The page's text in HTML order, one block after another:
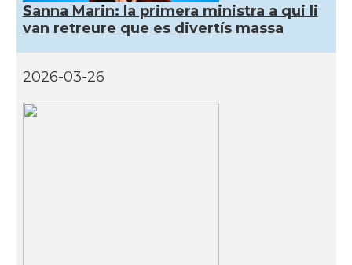
Sanna Marin: la primera ministra a qui li
van retreure que es divertís massa
2026-03-26